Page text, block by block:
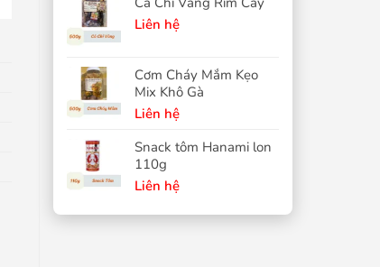
Liên hệ
Cơm Cháy Mắm Kẹo
Mix Khô Gà
Liên hệ
Snack tôm Hanami lon
110g
Liên hệ